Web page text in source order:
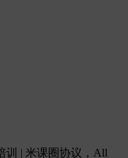
训 | 米课圈协议，All